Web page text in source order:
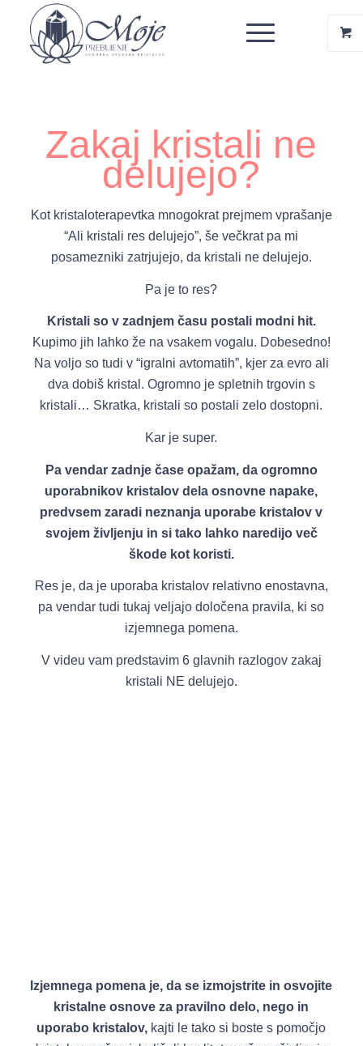
Zakaj kristali ne
delujejo?
Kot kristaloterapevtka mnogokrat prejmem vprašanje
“Ali kristali res delujejo”, še večkrat pa mi
posamezniki zatrjujejo, da kristali ne delujejo.
Pa je to res?
Kristali so v zadnjem času postali modni hit.
Kupimo jih lahko že na vsakem vogalu. Dobesedno!
Na voljo so tudi v “igralni avtomatih”, kjer za evro ali
dva dobiš kristal. Ogromno je spletnih trgovin s
kristali… Skratka, kristali so postali zelo dostopni.
Kar je super.
Pa vendar zadnje čase opažam, da ogromno
uporabnikov kristalov dela osnovne napake,
predvsem zaradi neznanja uporabe kristalov v
svojem življenju in si tako lahko naredijo več
škode kot koristi.
Res je, da je uporaba kristalov relativno enostavna,
pa vendar tudi tukaj veljajo določena pravila, ki so
izjemnega pomena.
V videu vam predstavim 6 glavnih razlogov zakaj
kristali NE delujejo.
Izjemnega pomena je, da se izmojstrite in osvojite
kristalne osnove za pravilno delo, nego in
uporabo kristalov, kajti le tako si boste s pomočjo